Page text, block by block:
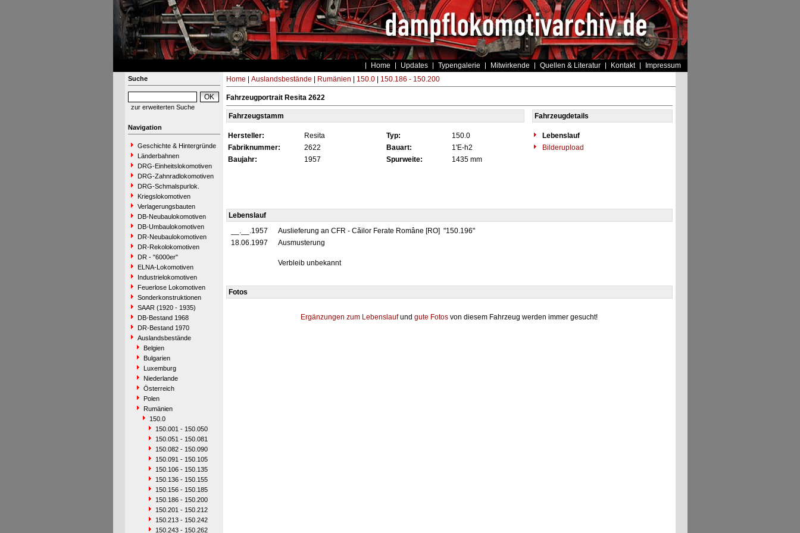
Home Updates Typengalerie Mitwirkende Quellen & Literatur Kontakt Impressum
Suche
zur erweiterten Suche
Navigation
Geschichte & Hintergründe
Länderbahnen
DRG-Einheitslokomotiven
DRG-Zahnradlokomotiven
DRG-Schmalspurlok.
Kriegslokomotiven
Verlagerungsbauten
DB-Neubaulokomotiven
DB-Umbaulokomotiven
DR-Neubaulokomotiven
DR-Rekolokomotiven
DR - "6000er"
ELNA-Lokomotiven
Industrielokomotiven
Feuerlose Lokomotiven
Sonderkonstruktionen
SAAR (1920 - 1935)
DB-Bestand 1968
DR-Bestand 1970
Auslandsbestände
Belgien
Bulgarien
Luxemburg
Niederlande
Österreich
Polen
Rumänien
150.0
150.001 - 150.050
150.051 - 150.081
150.082 - 150.090
150.091 - 150.105
150.106 - 150.135
150.136 - 150.155
150.156 - 150.185
150.186 - 150.200
150.201 - 150.212
150.213 - 150.242
150.243 - 150.262
Home Auslandsbestände Rumänien 150.0| 150.186 - 150.200
Fahrzeugportrait Resita 2622
Fahrzeugstamm Fahrzeugdetails
Hersteller: Resita Typ: 150.0
Lebenslauf
Fabriknummer:
2622 Bauart: 1'E-h2
Bilderupload
Baujahr:
1957 Spurweite: 1435 mm
Lebenslauf
__.__.1957
Auslieferung an CFR - Căilor Ferate Române [RO] "150.196"
18.06.1997
Ausmusterung
Verbleib unbekannt
Fotos
Ergänzungen zum Lebenslaufund gute Fotos von diesem Fahrzeug werden immer gesucht!